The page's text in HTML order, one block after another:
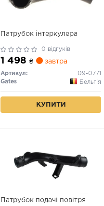
Патрубок інтеркулера
0 відгуків
1 498 ₴ завтра
Артикул:
09-0771
Gates
Бельгія
КУПИТИ
Патрубок подачі повітря